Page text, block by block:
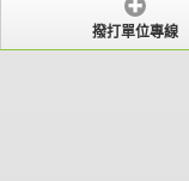
撥打單位專線